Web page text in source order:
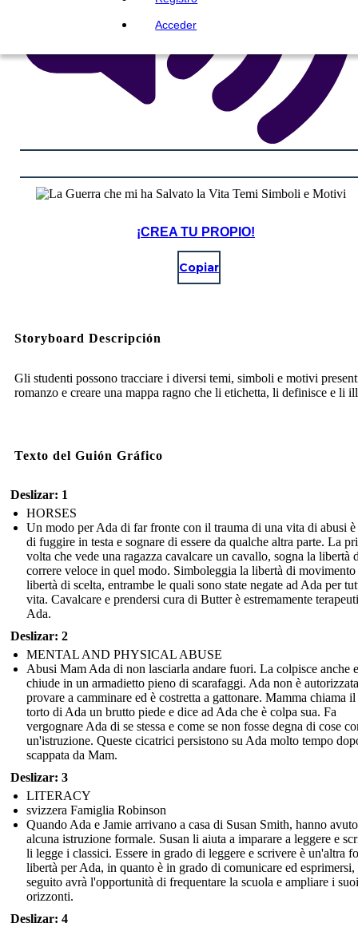
Acceder
¡CREA TU PROPIO!
Copiar
Storyboard Descripción
Gli studenti possono tracciare i diversi temi, simboli e motivi
romanzo e creare una mappa ragno che li etichetta, li definisce e li
Texto del Guión Gráfico
Deslizar: 1
HORSES
Un modo per Ada di far fronte con il trauma di una vita di abusi
di fuggire in testa e sognare di essere da qualche altra parte. La
volta che vede una ragazza cavalcare un cavallo, sogna la libertà
correre veloce in quel modo. Simboleggia la libertà di movimento
libertà di scelta, entrambe le quali sono state negate ad Ada per
vita. Cavalcare e prendersi cura di Butter è estremamente
Ada.
Deslizar: 2
MENTAL AND PHYSICAL ABUSE
Abusi Mam Ada di non lasciarla andare fuori. La colpisce anche
chiude in un armadietto pieno di scarafaggi. Ada non è
provare a camminare ed è costretta a gattonare. Mamma chiama
torto di Ada un brutto piede e dice ad Ada che è colpa sua. Fa
vergognare Ada di se stessa e come se non fosse degna di cose
un'istruzione. Queste cicatrici persistono su Ada molto tempo
scappata da Mam.
Deslizar: 3
LITERACY
svizzera Famiglia Robinson
Quando Ada e Jamie arrivano a casa di Susan Smith, hanno avuto
alcuna istruzione formale. Susan li aiuta a imparare a leggere e
li legge i classici. Essere in grado di leggere e scrivere è un'altra
libertà per Ada, in quanto è in grado di comunicare ed esprimersi,
seguito avrà l'opportunità di frequentare la scuola e ampliare i suoi
orizzonti.
Deslizar: 4